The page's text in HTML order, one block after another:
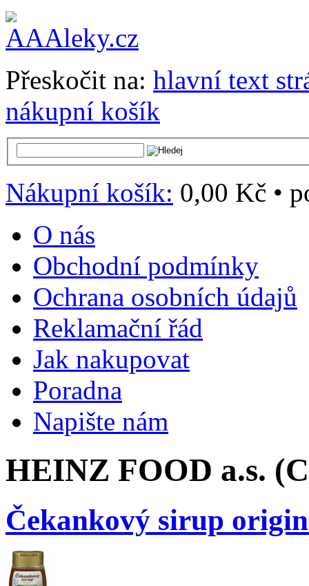
Přeskočit na: hlavní text
nákupní košík
Nákupní košík: 0,00 Kč •
O nás
Obchodní podmínky
Ochrana osobních údajů
Reklamační řád
Jak nakupovat
Poradna
Napište nám
HEINZ FOOD a.s.
Čekankový sirup